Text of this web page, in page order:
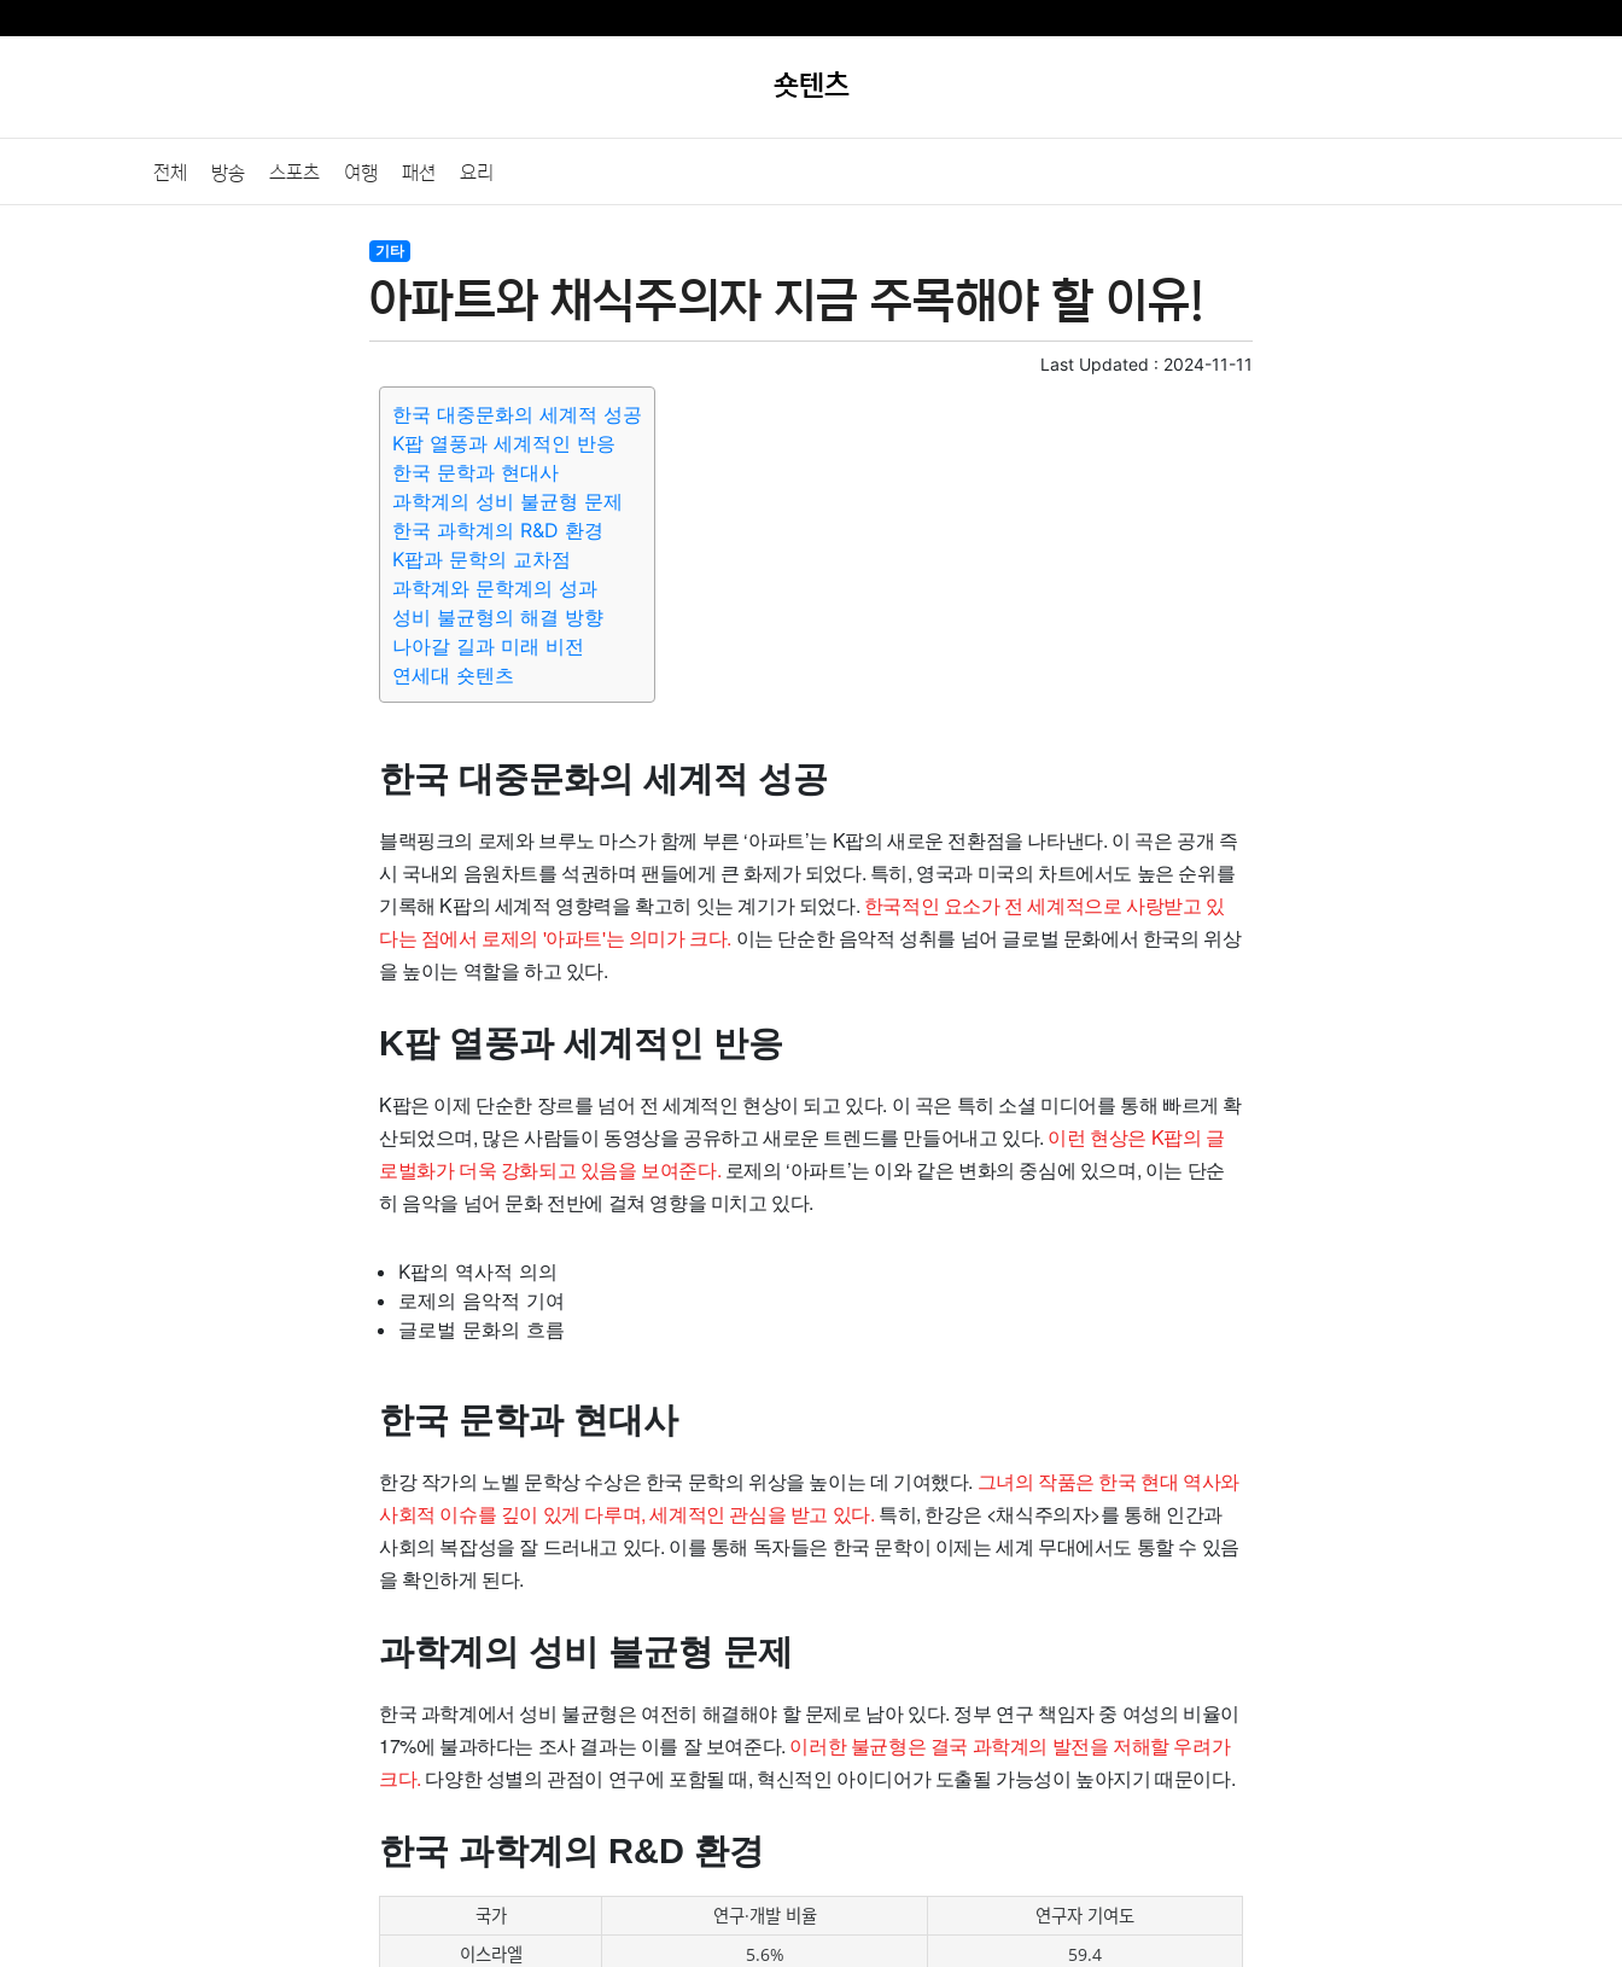
숏텐츠
전체 방송 스포츠 여행 패션 요리
기타
아파트와 채식주의자 지금 주목해야 할 이유!
Last Updated : 2024-11-11
한국 대중문화의 세계적 성공
K팝 열풍과 세계적인 반응
한국 문학과 현대사
과학계의 성비 불균형 문제
한국 과학계의 R&D 환경
K팝과 문학의 교차점
과학계와 문학계의 성과
성비 불균형의 해결 방향
나아갈 길과 미래 비전
연세대 숏텐츠
한국 대중문화의 세계적 성공
블랙핑크의 로제와 브루노 마스가 함께 부른 ‘아파트’는 K팝의 새로운 전환점을 나타낸다. 이 곡은 공개 즉
시 국내외 음원차트를 석권하며 팬들에게 큰 화제가 되었다. 특히, 영국과 미국의 차트에서도 높은 순위를
기록해 K팝의 세계적 영향력을 확고히 잇는 계기가 되었다. 한국적인 요소가 전 세계적으로 사랑받고 있
다는 점에서 로제의 '아파트'는 의미가 크다. 이는 단순한 음악적 성취를 넘어 글로벌 문화에서 한국의 위상
을 높이는 역할을 하고 있다.
K팝 열풍과 세계적인 반응
K팝은 이제 단순한 장르를 넘어 전 세계적인 현상이 되고 있다. 이 곡은 특히 소셜 미디어를 통해 빠르게 확
산되었으며, 많은 사람들이 동영상을 공유하고 새로운 트렌드를 만들어내고 있다. 이런 현상은 K팝의 글
로벌화가 더욱 강화되고 있음을 보여준다. 로제의 ‘아파트’는 이와 같은 변화의 중심에 있으며, 이는 단순
히 음악을 넘어 문화 전반에 걸쳐 영향을 미치고 있다.
K팝의 역사적 의의
로제의 음악적 기여
글로벌 문화의 흐름
한국 문학과 현대사
한강 작가의 노벨 문학상 수상은 한국 문학의 위상을 높이는 데 기여했다. 그녀의 작품은 한국 현대 역사와
사회적 이슈를 깊이 있게 다루며, 세계적인 관심을 받고 있다. 특히, 한강은 <채식주의자>를 통해 인간과
사회의 복잡성을 잘 드러내고 있다. 이를 통해 독자들은 한국 문학이 이제는 세계 무대에서도 통할 수 있음
을 확인하게 된다.
과학계의 성비 불균형 문제
한국 과학계에서 성비 불균형은 여전히 해결해야 할 문제로 남아 있다. 정부 연구 책임자 중 여성의 비율이
17%에 불과하다는 조사 결과는 이를 잘 보여준다. 이러한 불균형은 결국 과학계의 발전을 저해할 우려가
크다. 다양한 성별의 관점이 연구에 포함될 때, 혁신적인 아이디어가 도출될 가능성이 높아지기 때문이다.
한국 과학계의 R&D 환경
국가 연구·개발 비율
연구자 기여도
이스라엘
5.6%
59.4